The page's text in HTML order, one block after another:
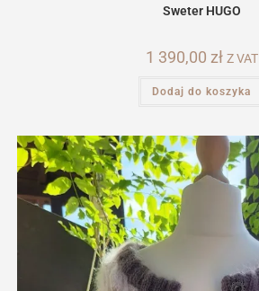
Sweter HUGO
1 390,00 zł Z VAT
Dodaj do koszyka